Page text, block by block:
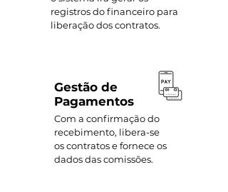
registros do financeiro para
liberação dos contratos.
Gestão de
Pagamentos
Com a confirmação do
recebimento, libera-se
os contratos e fornece os
dados das comissões.